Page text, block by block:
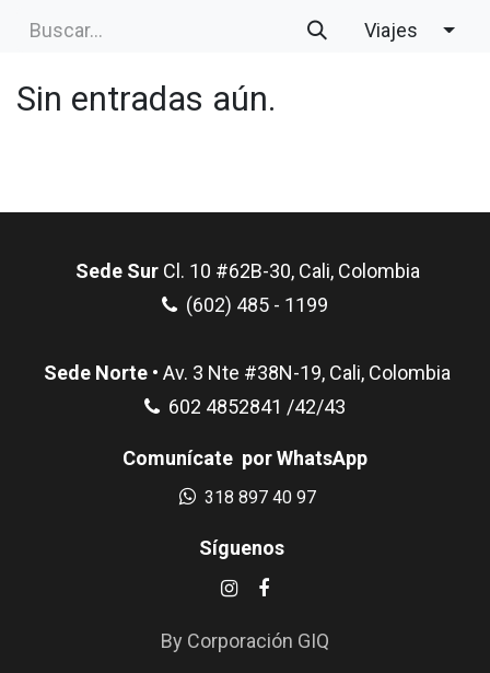
Viajes
Sin entradas aún.
Sede Sur Cl. 10 #62B-30, Cali, Colombia
(602) 485 - 1199
Sede Norte • Av. 3 Nte #38N-19, Cali, Colombia
602 4852841 /42/43
Comunícate por WhatsApp
318 897 40 97
Síguenos
By Corporación GIQ